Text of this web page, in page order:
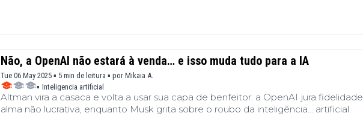
Não, a OpenAI não estará à venda… e isso muda tudo para a IA
Tue 06 May 2025 ▪ 5 min de leitura ▪ por Mikaia A.
▪ Inteligencia artificial
Altman vira a casaca e volta a usar sua capa de benfeitor: a OpenAI jura
alma não lucrativa, enquanto Musk grita sobre o roubo da inteligência... artificial.